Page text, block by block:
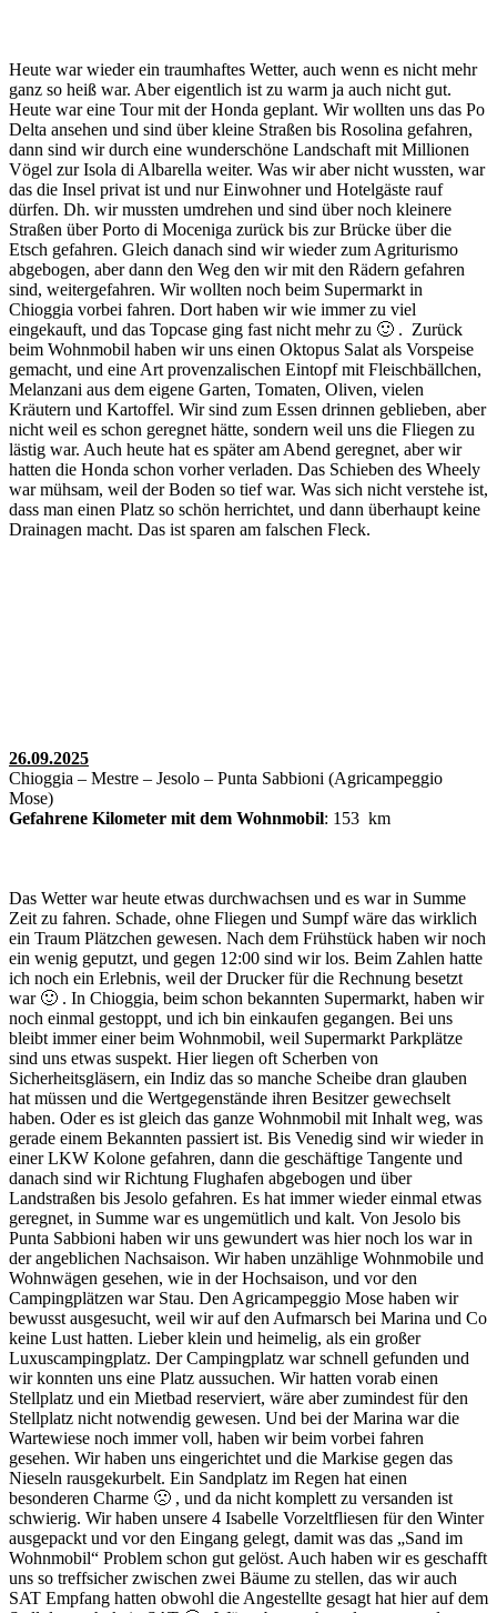
Heute war wieder ein traumhaftes Wetter, auch wenn es nicht mehr
ganz so heiß war. Aber eigentlich ist zu warm ja auch nicht gut.
Heute war eine Tour mit der Honda geplant. Wir wollten uns das Po
Delta ansehen und sind über kleine Straßen bis Rosolina gefahren,
dann sind wir durch eine wunderschöne Landschaft mit Millionen
Vögel zur Isola di Albarella weiter. Was wir aber nicht wussten, war
das die Insel privat ist und nur Einwohner und Hotelgäste rauf
dürfen. Dh. wir mussten umdrehen und sind über noch kleinere
Straßen über Porto di Moceniga zurück bis zur Brücke über die
Etsch gefahren. Gleich danach sind wir wieder zum Agriturismo
abgebogen, aber dann den Weg den wir mit den Rädern gefahren
sind, weitergefahren. Wir wollten noch beim Supermarkt in
Chioggia vorbei fahren. Dort haben wir wie immer zu viel
eingekauft, und das Topcase ging fast nicht mehr zu 🙂 . Zurück
beim Wohnmobil haben wir uns einen Oktopus Salat als Vorspeise
gemacht, und eine Art provenzalischen Eintopf mit Fleischbällchen,
Melanzani aus dem eigene Garten, Tomaten, Oliven, vielen
Kräutern und Kartoffel. Wir sind zum Essen drinnen geblieben, aber
nicht weil es schon geregnet hätte, sondern weil uns die Fliegen zu
lästig war. Auch heute hat es später am Abend geregnet, aber wir
hatten die Honda schon vorher verladen. Das Schieben des Wheely
war mühsam, weil der Boden so tief war. Was sich nicht verstehe ist,
dass man einen Platz so schön herrichtet, und dann überhaupt keine
Drainagen macht. Das ist sparen am falschen Fleck.
26.09.2025
Chioggia – Mestre – Jesolo – Punta Sabbioni (Agricampeggio
Mose)
Gefahrene Kilometer mit dem Wohnmobil: 153 km
Das Wetter war heute etwas durchwachsen und es war in Summe
Zeit zu fahren. Schade, ohne Fliegen und Sumpf wäre das wirklich
ein Traum Plätzchen gewesen. Nach dem Frühstück haben wir noch
ein wenig geputzt, und gegen 12:00 sind wir los. Beim Zahlen hatte
ich noch ein Erlebnis, weil der Drucker für die Rechnung besetzt
war 🙂 . In Chioggia, beim schon bekannten Supermarkt, haben wir
noch einmal gestoppt, und ich bin einkaufen gegangen. Bei uns
bleibt immer einer beim Wohnmobil, weil Supermarkt Parkplätze
sind uns etwas suspekt. Hier liegen oft Scherben von
Sicherheitsgläsern, ein Indiz das so manche Scheibe dran glauben
hat müssen und die Wertgegenstände ihren Besitzer gewechselt
haben. Oder es ist gleich das ganze Wohnmobil mit Inhalt weg, was
gerade einem Bekannten passiert ist. Bis Venedig sind wir wieder in
einer LKW Kolone gefahren, dann die geschäftige Tangente und
danach sind wir Richtung Flughafen abgebogen und über
Landstraßen bis Jesolo gefahren. Es hat immer wieder einmal etwas
geregnet, in Summe war es ungemütlich und kalt. Von Jesolo bis
Punta Sabbioni haben wir uns gewundert was hier noch los war in
der angeblichen Nachsaison. Wir haben unzählige Wohnmobile und
Wohnwägen gesehen, wie in der Hochsaison, und vor den
Campingplätzen war Stau. Den Agricampeggio Mose haben wir
bewusst ausgesucht, weil wir auf den Aufmarsch bei Marina und Co
keine Lust hatten. Lieber klein und heimelig, als ein großer
Luxuscampingplatz. Der Campingplatz war schnell gefunden und
wir konnten uns eine Platz aussuchen. Wir hatten vorab einen
Stellplatz und ein Mietbad reserviert, wäre aber zumindest für den
Stellplatz nicht notwendig gewesen. Und bei der Marina war die
Wartewiese noch immer voll, haben wir beim vorbei fahren
gesehen. Wir haben uns eingerichtet und die Markise gegen das
Nieseln rausgekurbelt. Ein Sandplatz im Regen hat einen
besonderen Charme 🙁 , und da nicht komplett zu versanden ist
schwierig. Wir haben unsere 4 Isabelle Vorzeltfliesen für den Winter
ausgepackt und vor den Eingang gelegt, damit was das „Sand im
Wohnmobil“ Problem schon gut gelöst. Auch haben wir es geschafft
uns so treffsicher zwischen zwei Bäume zu stellen, das wir auch
SAT Empfang hatten obwohl die Angestellte gesagt hat hier auf dem